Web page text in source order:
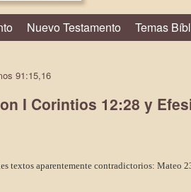
Nuevo Testamento Temas
91:15,16
I Corintios 12:28 y
textos aparentemente contradictorios: Mateo